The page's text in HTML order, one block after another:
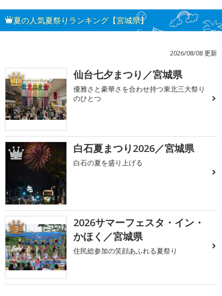
夏の人気夏祭りランキング【宮城県】
2026/08/08 更新
1 仙台七夕まつり／宮城県
優雅さと豪華さを合わせ持つ東北三大祭り
のひとつ
2 白石夏まつり2026／宮城県
白石の夏を盛り上げる
3
2026サマーフェスタ・イン・
かほく／宮城県
住民総参加の笑顔あふれる夏祭り